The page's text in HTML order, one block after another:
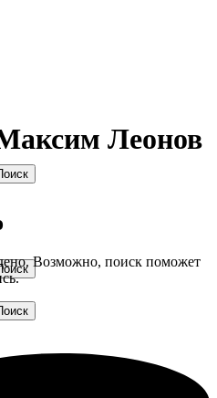
Леонов
Возможно, поиск поможет